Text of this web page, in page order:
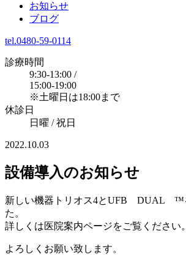
お知らせ
ブログ
tel.0480-59-0114
診療時間
9:30-13:00 /
15:00-19:00
※土曜日は18:00まで
休診日
日曜 / 祝日
2022.10.03
設備導入のお知らせ
新しい機器トリオス4とUFB DUAL ™
た。
詳しくは医院案内ページをご覧ください。
よろしくお願い致します。